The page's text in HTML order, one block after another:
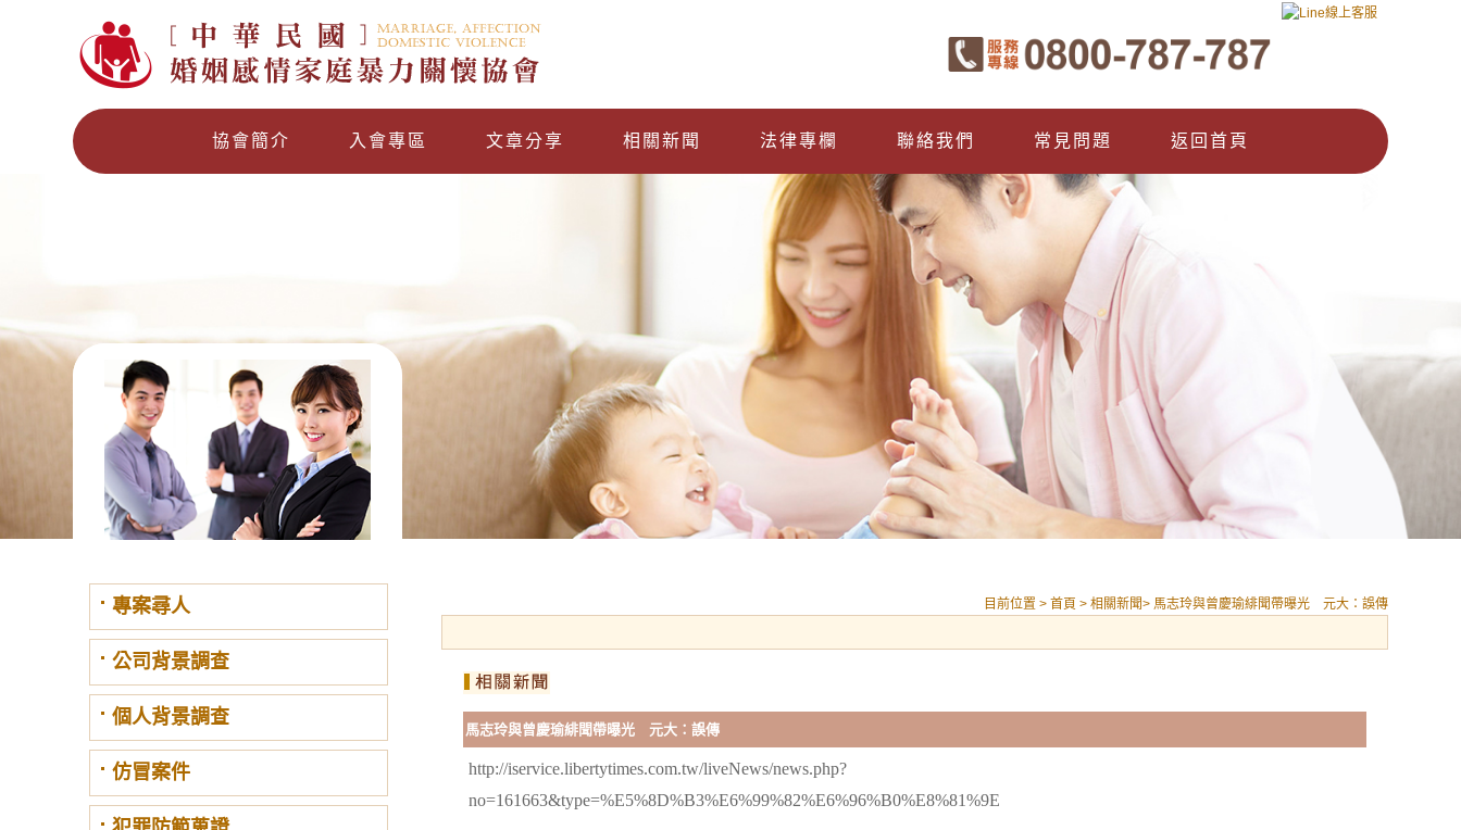
協會簡介 入會專區 文章分享 相關新聞 法律專欄 聯絡我們 常見問題 返回首頁
專案尋人
公司背景調查
個人背景調查
仿冒案件
目前位置 > 首頁 > 相關新聞> 馬志玲與曾慶瑜緋聞帶曝光 元大：誤傳
馬志玲與曾慶瑜緋聞帶曝光 元大：誤傳
http://iservice.libertytimes.com.tw/liveNews/news.php?
no=161663&type=%E5%8D%B3%E6%99%82%E6%96%B0%E8%81%9E